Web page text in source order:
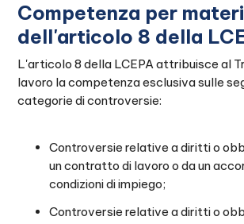
Competenza per
dell'articolo 8 della
L'articolo 8 della LCEPA attribuisce al
lavoro la competenza esclusiva sulle
categorie di controversie:
Controversie relative a diritti o
un contratto di lavoro o da un
condizioni di impiego;
Controversie relative a diritti o